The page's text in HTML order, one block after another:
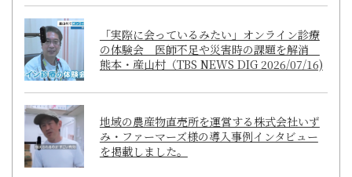
「実際に会っているみたい」オンライン診療
の体験会 医師不足や災害時の課題を解消
熊本・産山村（TBS NEWS DIG 2026/07/16)
地域の農産物直売所を運営する株式会社いず
み・ファーマーズ様の導入事例インタビュー
を掲載しました。